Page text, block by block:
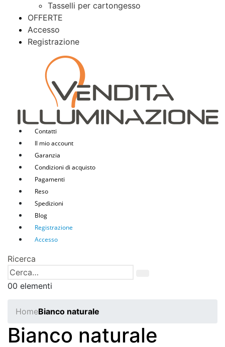
Tasselli per cartongesso
OFFERTE
Accesso
Registrazione
Contatti
Il mio account
Garanzia
Condizioni di acquisto
Pagamenti
Reso
Spedizioni
Blog
Registrazione
Accesso
Ricerca
00 elementi
HomeBianco naturale
Bianco naturale